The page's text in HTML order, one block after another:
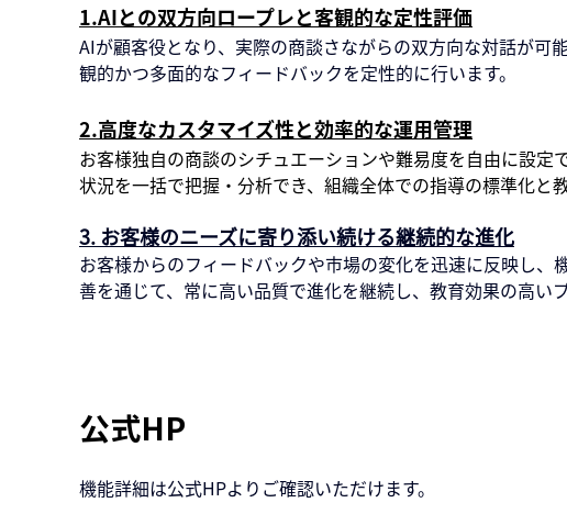
1.AIとの双方向ロープレと客観的な定性評価
AIが顧客役となり、実際の商談さながらの双方向な対話が
観的かつ多面的なフィードバックを定性的に行います。
2.高度なカスタマイズ性と効率的な運用管理
お客様独自の商談のシチュエーションや難易度を自由に設
状況を一括で把握・分析でき、組織全体での指導の標準化と
3. お客様のニーズに寄り添い続ける継続的な進化
お客様からのフィードバックや市場の変化を迅速に反映し
善を通じて、常に高い品質で進化を継続し、教育効果の高い
公式HP
機能詳細は公式HPよりご確認いただけます。